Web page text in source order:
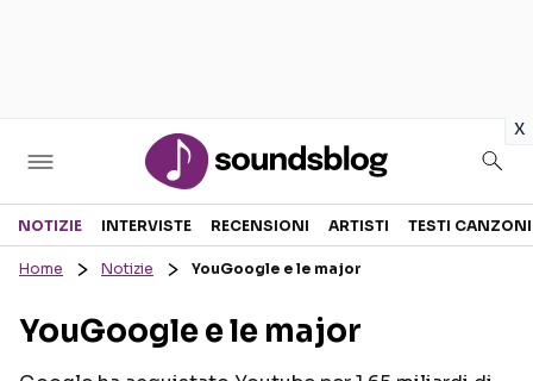
x
Sezioni
RECENSIONI MUSICALI
INTERVISTE
TESTI CANZONI
TOUR ED EVENTI
NOTIZIE INTERVISTE RECENSIONI ARTISTI TESTI CANZONI
Home Notizie YouGoogle e le major
YouGoogle e le major